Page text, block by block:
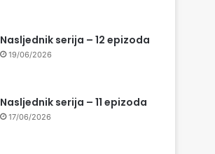
Nasljednik serija – 12 epizoda
19/06/2026
Nasljednik serija – 11 epizoda
17/06/2026